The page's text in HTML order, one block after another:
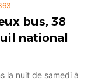
bus, 38
national
la nuit de samedi à